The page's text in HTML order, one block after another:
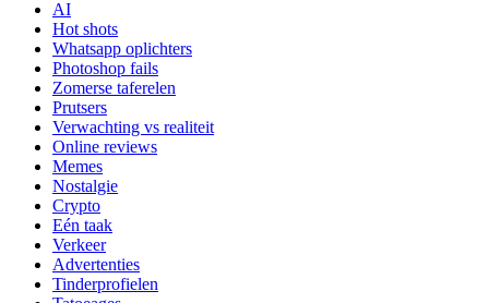
AI
Hot shots
Whatsapp oplichters
Photoshop fails
Zomerse taferelen
Prutsers
Verwachting vs realiteit
Online reviews
Memes
Nostalgie
Crypto
Eén taak
Verkeer
Advertenties
Tinderprofielen